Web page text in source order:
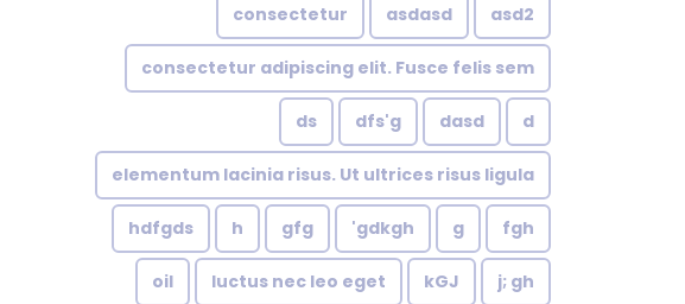
asd2
asdasd
consectetur
consectetur adipiscing elit. Fusce felis sem
d
dasd
dfs'g
ds
elementum lacinia risus. Ut ultrices risus ligula
fgh
g
gdkgh'
gfg
h
hdfgds
j; gh
kGJ
luctus nec leo eget
oil